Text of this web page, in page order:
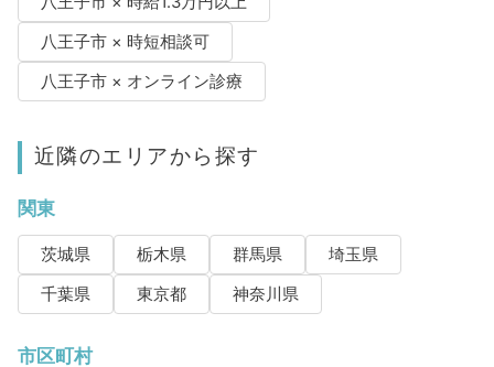
八王子市 × 時短相談可
八王子市 × オンライン診療
近隣のエリアから探す
関東
茨城県 栃木県 群馬県
埼玉県
千葉県
東京都 神奈川県
市区町村